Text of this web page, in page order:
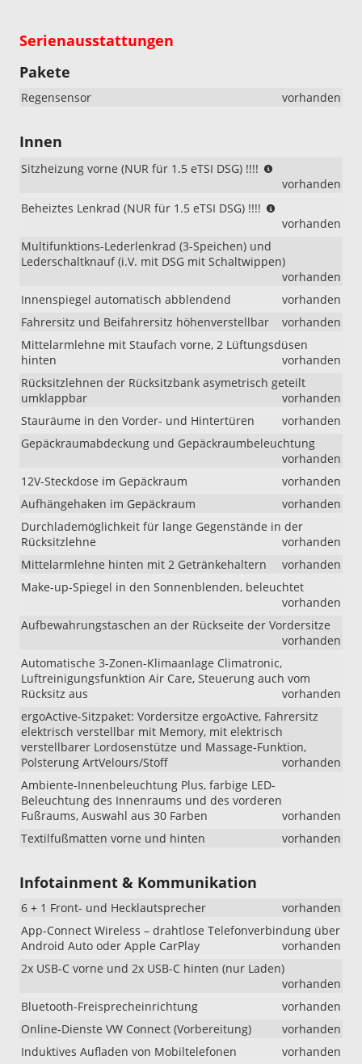
Serienausstattungen
Pakete
Regensensor vorhanden
Innen
Sitzheizung vorne (NUR für 1.5 eTSI DSG) !!!!
für
DSG)
vorhanden
Beheiztes Lenkrad (NUR für 1.5 eTSI DSG) !!!!
für
DSG)
!!!!
vorhanden
Multifunktions-Lederlenkrad (3-Speichen) und
Lederschaltknauf (i.V. mit DSG mit Schaltwippen)
vorhanden
Innenspiegel automatisch abblendend
vorhanden
Fahrersitz und Beifahrersitz höhenverstellbar
vorhanden
Mittelarmlehne mit Staufach vorne, 2 Lüftungsdüsen
hinten
vorhanden
Rücksitzlehnen der Rücksitzbank asymetrisch geteilt
umklappbar
vorhanden
Stauräume in den Vorder- und Hintertüren
vorhanden
Gepäckraumabdeckung und Gepäckraumbeleuchtung
vorhanden
12V-Steckdose im Gepäckraum
vorhanden
Aufhängehaken im Gepäckraum
vorhanden
Durchlademöglichkeit für lange Gegenstände in der
Rücksitzlehne
vorhanden
Mittelarmlehne hinten mit 2 Getränkehaltern
vorhanden
Make-up-Spiegel in den Sonnenblenden, beleuchtet
vorhanden
Aufbewahrungstaschen an der Rückseite der Vordersitze
vorhanden
Automatische 3-Zonen-Klimaanlage Climatronic,
Luftreinigungsfunktion Air Care, Steuerung auch vom
Rücksitz aus
vorhanden
ergoActive-Sitzpaket: Vordersitze ergoActive, Fahrersitz
elektrisch verstellbar mit Memory, mit elektrisch
verstellbarer Lordosenstütze und Massage-Funktion,
Polsterung ArtVelours/Stoff
vorhanden
Ambiente-Innenbeleuchtung Plus, farbige LED-
Beleuchtung des Innenraums und des vorderen
Fußraums, Auswahl aus 30 Farben
vorhanden
Textilfußmatten vorne und hinten
vorhanden
Infotainment & Kommunikation
6 + 1 Front- und Hecklautsprecher
vorhanden
App-Connect Wireless – drahtlose Telefonverbindung über
Android Auto oder Apple CarPlay
vorhanden
2x USB-C vorne und 2x USB-C hinten (nur Laden)
vorhanden
Bluetooth-Freisprecheinrichtung
vorhanden
Online-Dienste VW Connect (Vorbereitung)
vorhanden
Induktives Aufladen von Mobiltelefonen
vorhanden